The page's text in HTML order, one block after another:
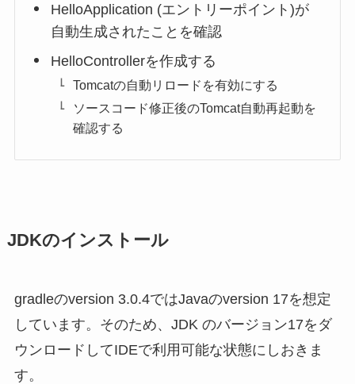
HelloApplication (エントリーポイント)が
自動生成されたことを確認
HelloControllerを作成する
Tomcatの自動リロードを有効にする
ソースコード修正後のTomcat自動再起動を
確認する
JDKのインストール
gradleのversion 3.0.4ではJavaのversion 17を想定
しています。そのため、JDK のバージョン17をダ
ウンロードしてIDEで利用可能な状態にしおきま
す。